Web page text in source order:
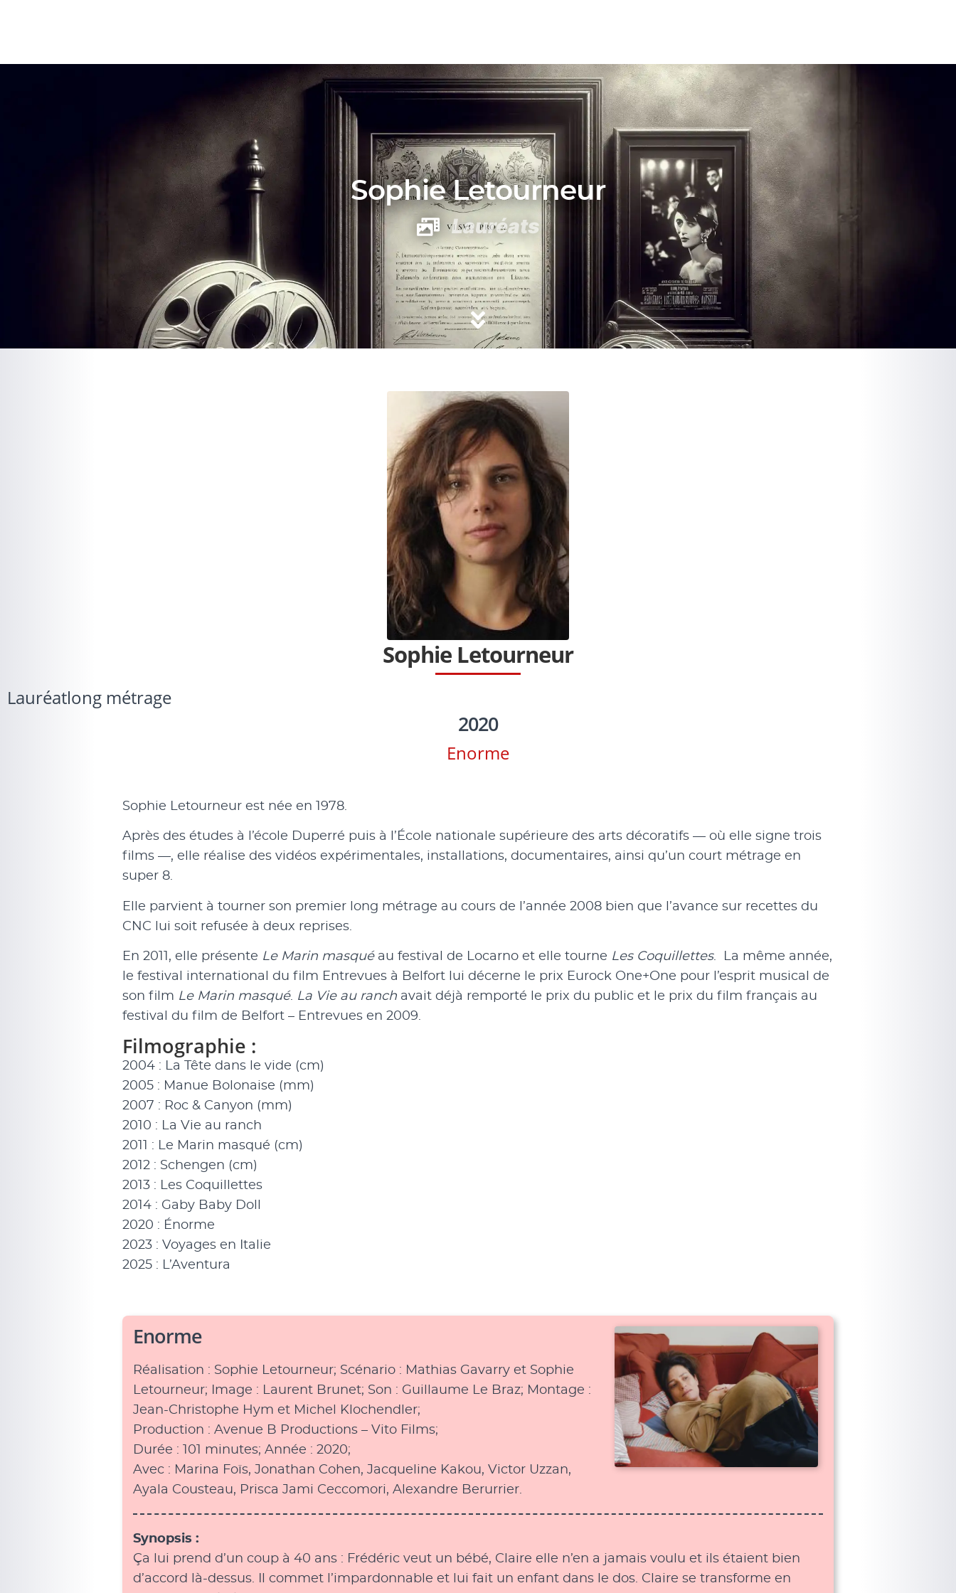
Sophie Letourneur
Lauréats
Sophie Letourneur
Lauréatlong métrage
2020
Enorme
Sophie Letourneur est née en 1978.
Après des études à l’école Duperré puis à l’École nationale supérieure des arts décoratifs — où elle signe trois
films —, elle réalise des vidéos expérimentales, installations, documentaires, ainsi qu’un court métrage en
super 8.
Elle parvient à tourner son premier long métrage au cours de l’année 2008 bien que l’avance sur recettes du
CNC lui soit refusée à deux reprises.
En 2011, elle présente Le Marin masquéau festival de Locarno et elle tourne Les Coquillettes. La même année,
le festival international du film Entrevues à Belfort lui décerne le prix Eurock One+One pour l’esprit musical de
son film Le Marin masqué. La Vie au ranch avait déjà remporté le prix du public et le prix du film français au
festival du film de Belfort – Entrevues en 2009.
Filmographie :
2004 : La Tête dans le vide (cm)
2005 : Manue Bolonaise (mm)
2007 : Roc & Canyon (mm)
2010 : La Vie au ranch
2011 : Le Marin masqué (cm)
2012 : Schengen (cm)
2013 : Les Coquillettes
2014 : Gaby Baby Doll
2020 : Énorme
2023 : Voyages en Italie
2025 : L’Aventura
Enorme
Réalisation : Sophie Letourneur; Scénario : Mathias Gavarry et Sophie
Letourneur; Image : Laurent Brunet; Son : Guillaume Le Braz; Montage :
Jean-Christophe Hym et Michel Klochendler;
Production : Avenue B Productions – Vito Films;
Durée : 101 minutes; Année : 2020;
Avec : Marina Foïs, Jonathan Cohen, Jacqueline Kakou, Victor Uzzan,
Ayala Cousteau, Prisca Jami Ceccomori, Alexandre Berurrier.
Synopsis :
Ça lui prend d’un coup à 40 ans : Frédéric veut un bébé, Claire elle n’en a jamais voulu et ils étaient bien
d’accord là-dessus. Il commet l’impardonnable et lui fait un enfant dans le dos. Claire se transforme en